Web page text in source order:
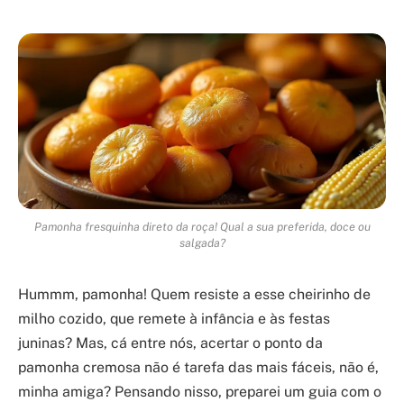
Pamonha fresquinha direto da roça! Qual a sua preferida, doce ou
salgada?
Hummm, pamonha! Quem resiste a esse cheirinho de
milho cozido, que remete à infância e às festas
juninas? Mas, cá entre nós, acertar o ponto da
pamonha cremosa não é tarefa das mais fáceis, não é,
minha amiga? Pensando nisso, preparei um guia com o